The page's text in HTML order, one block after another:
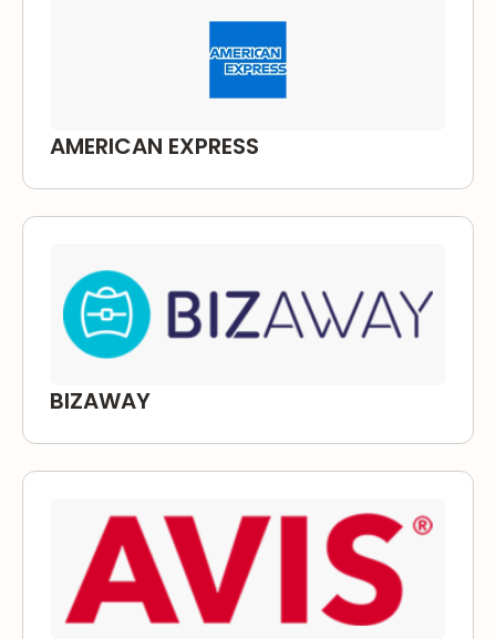
AMERICAN EXPRESS
BIZAWAY